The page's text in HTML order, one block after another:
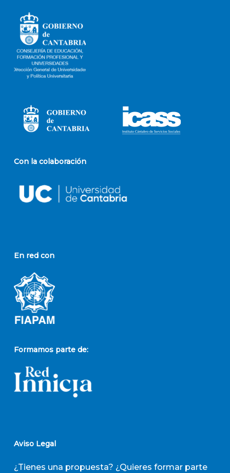
Con la colaboración
En red con
Formamos parte de:
Aviso Legal
¿Tienes una propuesta? ¿Quieres formar parte